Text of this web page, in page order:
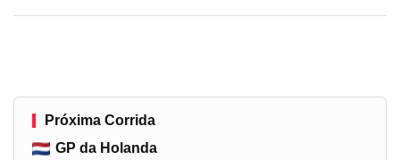
Próxima Corrida
GP da Holanda